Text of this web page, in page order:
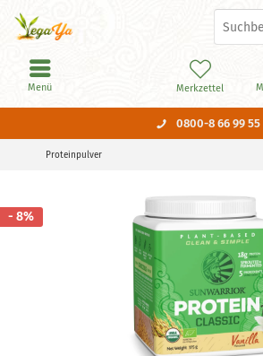
0800-8 66 99 55
Merkzettel
Menü
Proteinpulver
- 8%